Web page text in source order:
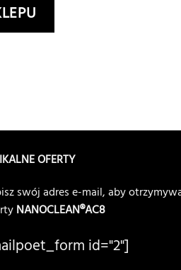
OFERTY
swój adres e-mail, aby
NANOCLEAN®AC8
id="2"]